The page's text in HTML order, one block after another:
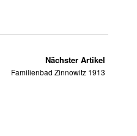
Nächster Artikel
Familienbad Zinnowitz 1913